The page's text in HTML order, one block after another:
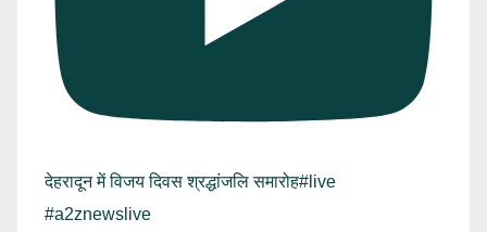
देहरादून में विजय दिवस श्रद्धांजलि समारोह#live
#a2znewslive